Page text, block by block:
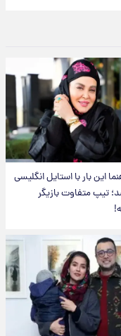
این بار با استایل انگلیسی
تیپ متفاوت بازیگر